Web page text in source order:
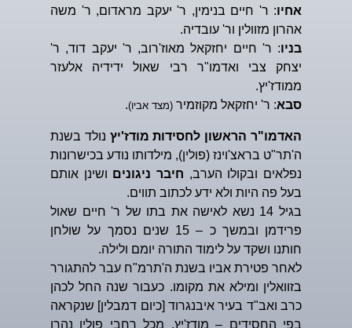
אחיו: ר' חיים בנימין, ר' יעקב מראדום, ר' משה
אהרון מזוולין ור' עובדיה.
בניו: ר' חיים יחזקאל מאוז'רוב, ר' יעקב דוד, ר'
יצחק צבי ואדמו"ר רבי שאול ידידיה אלעזר
ממודז'יץ.
סבא: ר' יחזקאל מקוזמיר (מצד אביו).
האדמו"ר הראשון לחסידות מודז'יץ נולד בשנת
ה'תר"ט בראצ'וינז (פולין), מילדותו נודע בכישרונות
נפלאים ובקולו הערב, חיבר ניגונים ושינן אותם
בעל פה היות ולא ידע לכתוב תווים.
בגיל 14 נשא לאישה את בתו של ר' חיים שאול
פרידמן ובמשך כ – 15 שנים נסמך על שולחן
חותנו ושקד על לימוד התורה יומם ולילה.
לאחר פטירת אביו בשנת ה'תרמ"ח עבר להתגורר
בזוואלין ומילא את מקומו. כעבור שנה החל לכהן
כרב ואב"ד בעיר איבנגרוד [כיום דמבלין] שנקראה
בפי החסידים – מודז'יץ. מכל רחבי פולין נהרו